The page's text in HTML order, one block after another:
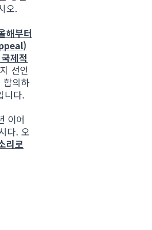
오.
해부터
제적
선언
합의하
니다.
이어
다. 오
리로